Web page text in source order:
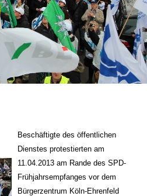
Beschäftigte des öffentlichen
Dienstes protestierten am
11.04.2013 am Rande des SPD-
Frühjahrsempfanges vor dem
Bürgerzentrum Köln-Ehrenfeld